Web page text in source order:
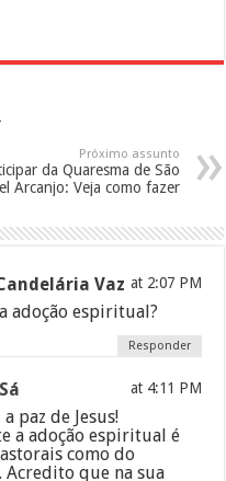
Próximo assunto
da Quaresma de São
Arcanjo: Veja como fazer
Vaz at 2:07 PM
adoção espiritual?
Responder
at 4:11 PM
paz de Jesus!
a adoção espiritual é
como do
Acredito que na sua